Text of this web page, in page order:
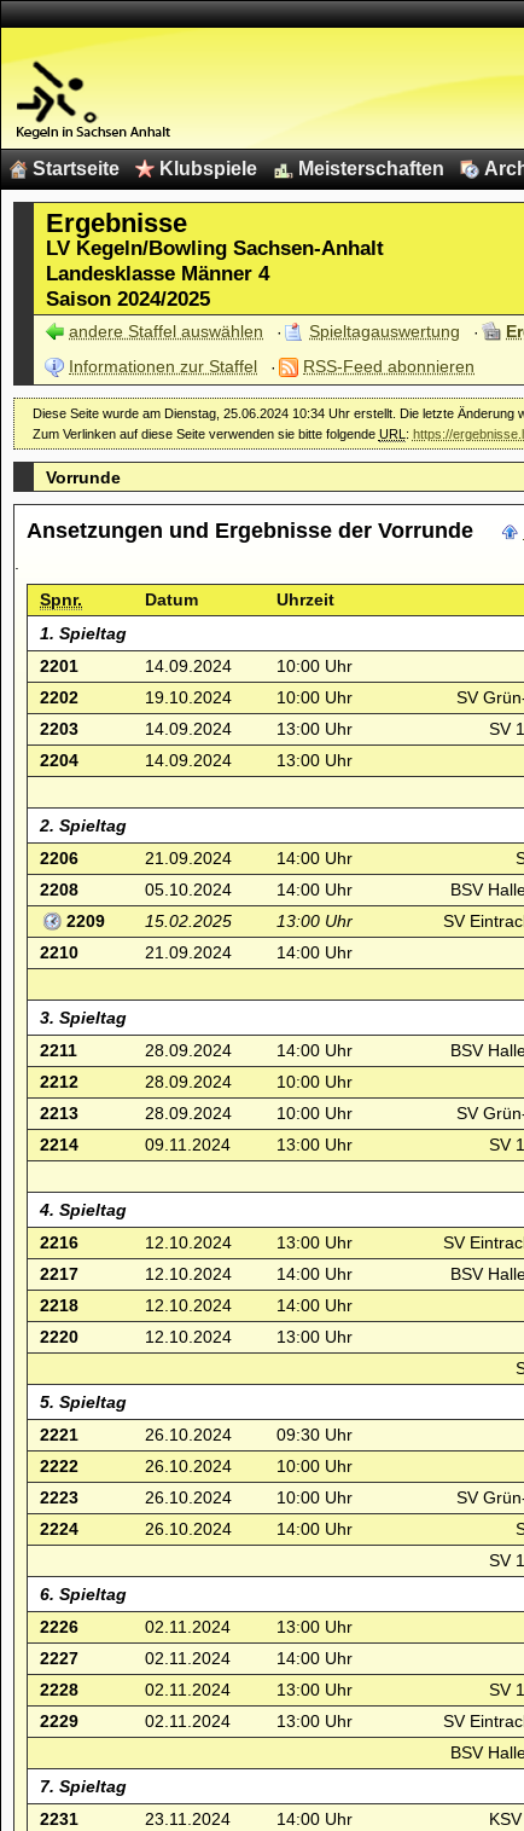
Startseite Klubspiele Meisterschaften
Ergebnisse
LV Kegeln/Bowling Sachsen-Anhalt
Landesklasse Männer 4
Saison 2024/2025
andere Staffel auswählen Spieltagauswertung
Informationen zur Staffel
RSS-Feed abonnieren
Diese Seite wurde am Dienstag, 25.06.2024 10:34 Uhr erstellt. Die letzte Änderung
Zum Verlinken auf diese Seite verwenden sie bitte folgende URL : https://
Vorrunde
Ansetzungen und Ergebnisse der Vorrunde
.
Spnr.
Datum Uhrzeit
1. Spieltag
2201
14.09.2024 10:00 Uhr
2202
19.10.2024 10:00 Uhr SV
2203
14.09.2024 13:00 Uhr SV
2204
14.09.2024 13:00 Uhr
2. Spieltag
2206
21.09.2024 14:00 Uhr
2208
05.10.2024 14:00 Uhr BSV
2209
15.02.2025 13:00 Uhr SV
2210
21.09.2024 14:00 Uhr
3. Spieltag
2211
28.09.2024 14:00 Uhr BSV
2212
28.09.2024 10:00 Uhr
2213
28.09.2024 10:00 Uhr SV
2214
09.11.2024 13:00 Uhr SV
4. Spieltag
2216
12.10.2024 13:00 Uhr SV
2217
12.10.2024 14:00 Uhr BSV
2218
12.10.2024 14:00 Uhr
2220
12.10.2024 13:00 Uhr
5. Spieltag
2221
26.10.2024 09:30 Uhr
2222
26.10.2024 10:00 Uhr
2223
26.10.2024 10:00 Uhr SV
2224
26.10.2024 14:00 Uhr
SV
6. Spieltag
2226
02.11.2024 13:00 Uhr
2227
02.11.2024 14:00 Uhr
2228
02.11.2024 13:00 Uhr SV
2229
02.11.2024 13:00 Uhr SV
BSV
7. Spieltag
2231
23.11.2024 14:00 Uhr